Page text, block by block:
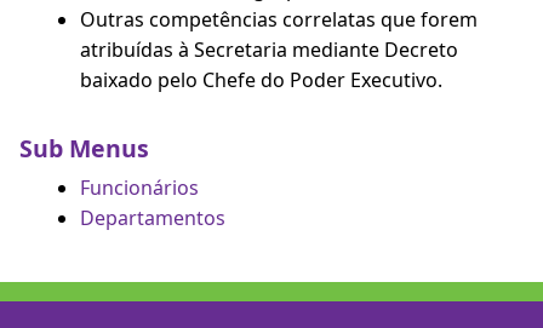
Outras competências correlatas que forem
atribuídas à Secretaria mediante Decreto
baixado pelo Chefe do Poder Executivo.
Sub Menus
Funcionários
Departamentos